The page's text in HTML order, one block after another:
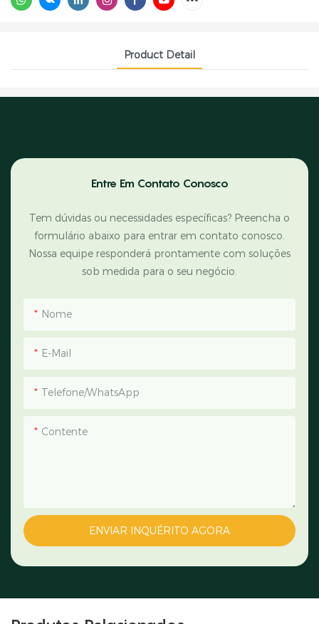
Product Detail
Entre Em Contato Conosco
Tem dúvidas ou necessidades específicas? Preencha o
formulário abaixo para entrar em contato conosco.
Nossa equipe responderá prontamente com soluções
sob medida para o seu negócio.
Nome
E-Mail
Telefone/WhatsApp
Contente
ENVIAR INQUÉRITO AGORA